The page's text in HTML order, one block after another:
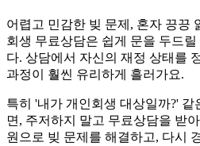
어렵고 민감한 빚 문제, 혼자 끙끙
회생 무료상담은 쉽게 문을 두드릴
다. 상담에서 자신의 재정 상태를
과정이 훨씬 유리하게 흘러가요.
특히 '내가 개인회생 대상일까?'
면, 주저하지 말고 무료상담을 받
원으로 빚 문제를 해결하고, 다시